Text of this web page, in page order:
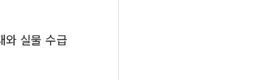
와 실물 수급